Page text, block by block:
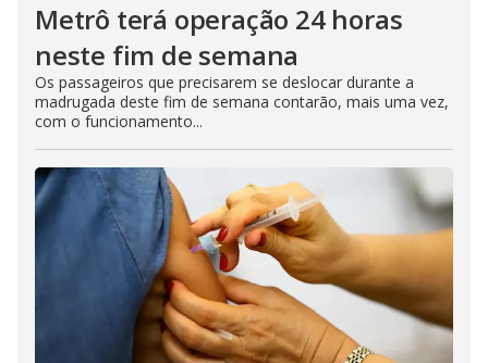
Metrô terá operação 24 horas
neste fim de semana
Os passageiros que precisarem se deslocar durante a
madrugada deste fim de semana contarão, mais uma vez,
com o funcionamento...